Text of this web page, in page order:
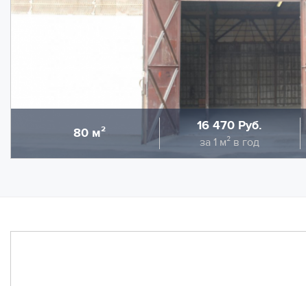
80 м² Стоимость
16 470 Руб.
за 1 м² в год
электроэнергия.